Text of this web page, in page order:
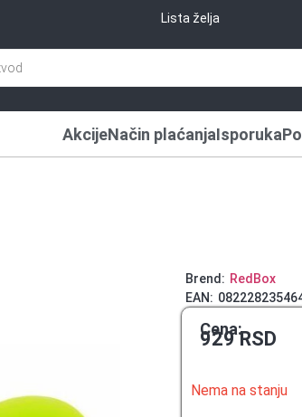
Lista želja
AkcijeNačin plaćanjaIsporuka
Brend: RedBox
EAN:
Cena:
929RSD
Nema na stanju